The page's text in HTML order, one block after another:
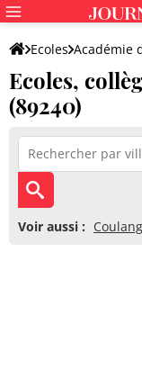
Ecoles Académie
Ecoles,
(89240)
Voir aussi :